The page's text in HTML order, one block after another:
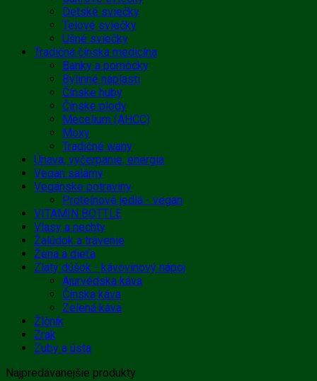
Detské sviečky
Telové sviečky
Ušné sviečky
Tradičná čínska medicína
Banky a pomôcky
Bylinné náplasti
Čínske huby
Čínske plody
Mecelium (AHCC)
Moxy
Tradičné wany
Únava, vyčerpanie, energia
Vegan salámy
Vegánske potraviny
Proteínové jedlá - vegan
VITAMIN BOTTLE
Vlasy a nechty
Žalúdok a trávenie
Žena a dieťa
Zlatý dúšok - kávovinový nápoj
Ajurvédska káva
Čínska káva
Zelená káva
Žlčník
Zrak
Zuby a ústa
Najpredávanejšie produkty